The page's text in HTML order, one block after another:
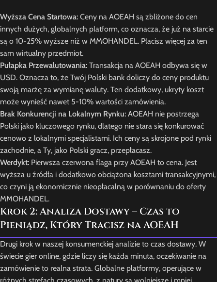
Wyższa Cena Startowa: Ceny na AOEAH są zbliżone do cen
innych dużych, globalnych platform, co oznacza, że już na starcie
są o 10-25% wyższe niż w MMOHANDEL. Płacisz więcej za ten
sam wirtualny przedmiot.
Pułapka Przewalutowania: Transakcja na AOEAH odbywa się w
USD. Oznacza to, że Twój Polski bank doliczy do ceny produktu
swoją marżę za wymianę waluty. Ten dodatkowy, ukryty koszt
może wynieść nawet 5-10% wartości zamówienia.
Brak Konkurencji na Lokalnym Rynku: AOEAH nie postrzega
Polski jako kluczowego rynku, dlatego nie stara się konkurować
cenowo z lokalnymi specjalistami. Ich ceny są skrojone pod rynki
zachodnie, a Ty, jako Polski gracz, przepłacasz.
Werdykt: Pierwsza czerwona flaga przy AOEAH to cena. Jest
wyższa u źródła i dodatkowo obciążona kosztami transakcyjnymi,
co czyni ją ekonomicznie nieopłacalną w porównaniu do oferty
MMOHANDEL.
Krok 2: Analiza Dostawy – Czas to
Pieniądz, Który Tracisz na AOEAH
Drugi krok w naszej konsumenckiej analizie to czas dostawy. W
świecie gier online, gdzie liczy się każda minuta, oczekiwanie na
zamówienie to realna strata. Globalne platformy, operujące w